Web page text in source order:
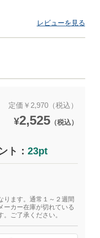
レビューを見る
定価￥2,970（税込）
¥2,525（税込）
ト：23pt
ります。通常１～２週間
ーカー在庫が切れている
ご了承ください。